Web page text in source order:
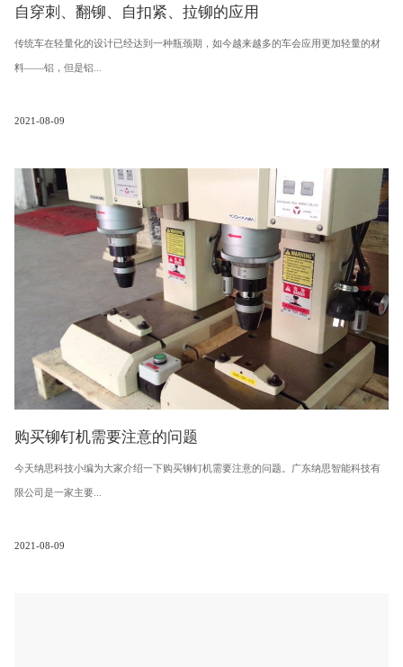
自穿刺、翻铆、自扣紧、拉铆的应用
传统车在轻量化的设计已经达到一种瓶颈期，如今越来越多的车会应用更加轻量的材
料——铝，但是铝...
2021-08-09
购买铆钉机需要注意的问题
今天纳思科技小编为大家介绍一下购买铆钉机需要注意的问题。广东纳思智能科技有
限公司是一家主要...
2021-08-09